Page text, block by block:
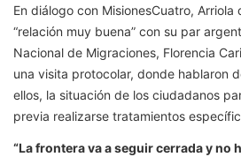
En diálogo con MisionesCuatro, Arriola
“relación muy buena” con su par
Nacional de Migraciones, Florencia
una visita protocolar, donde hablaron
ellos, la situación de los ciudadanos
previa realizarse tratamientos
“La frontera va a seguir cerrada y no